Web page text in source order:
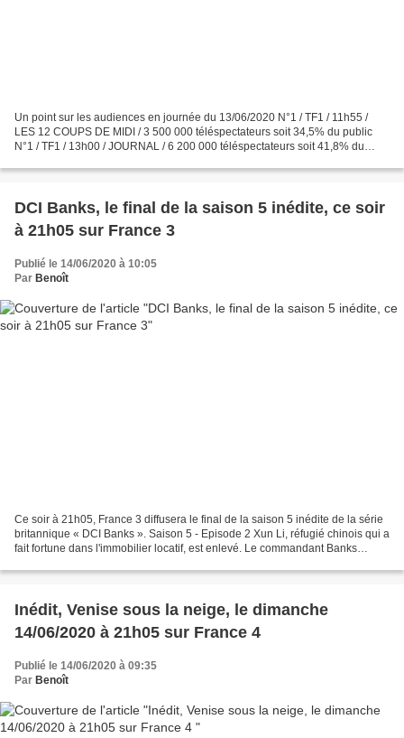
Un point sur les audiences en journée du 13/06/2020 N°1 / TF1 / 11h55 /
LES 12 COUPS DE MIDI / 3 500 000 téléspectateurs soit 34,5% du public
N°1 / TF1 / 13h00 / JOURNAL / 6 200 000 téléspectateurs soit 41,8% du
DCI Banks, le final de la saison 5 inédite, ce soir
à 21h05 sur France 3
Publié le 14/06/2020 à 10:05
Par Benoît
Ce soir à 21h05, France 3 diffusera le final de la saison 5 inédite de la série
britannique « DCI Banks ». Saison 5 - Episode 2 Xun Li, réfugié chinois qui a
fait fortune dans l'immobilier locatif, est enlevé. Le commandant Banks
Inédit, Venise sous la neige, le dimanche
14/06/2020 à 21h05 sur France 4
Publié le 14/06/2020 à 09:35
Par Benoît